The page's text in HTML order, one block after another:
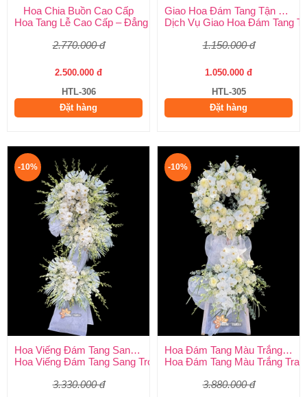
Hoa Chia Buồn Cao Cấp
Hoa Tang Lễ Cao Cấp – Đẳng Cấp Tinh Tế, Kính Viếng Trang
2.770.000 đ
2.500.000 đ
HTL-306
Đặt hàng
Giao Hoa Đám Tang Tận Nơi Toàn Quốc
Dịch Vụ Giao Hoa Đám Tang
1.150.000 đ
1.050.000 đ
HTL-305
Đặt hàng
-10%
Hoa Viếng Đám Tang Sang Trọng
Hoa Viếng Đám Tang Sang Trọng – Kính Tận Tâm, Tiễn Biệt
3.330.000 đ
-10%
Hoa Đám Tang Màu Trắng Trang Nghiêm
Hoa Đám Tang Màu Trắng
3.880.000 đ